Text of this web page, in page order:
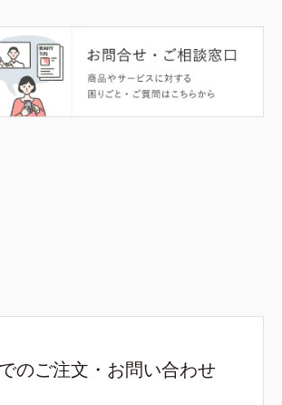
のご注文・お問い合わせ